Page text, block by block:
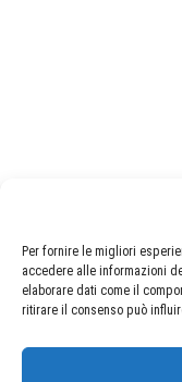
Per fornire le migliori
accedere alle informazioni
elaborare dati come il
ritirare il consenso può